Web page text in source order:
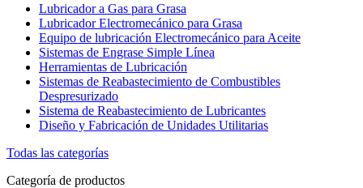
Lubricador a Gas para Grasa
Lubricador Electromecánico para Grasa
Equipo de lubricación Electromecánico para Aceite
Sistemas de Engrase Simple Línea
Herramientas de Lubricación
Sistemas de Reabastecimiento de Combustibles
Despresurizado
Sistema de Reabastecimiento de Lubricantes
Diseño y Fabricación de Unidades Utilitarias
Todas las categorías
Categoría de productos